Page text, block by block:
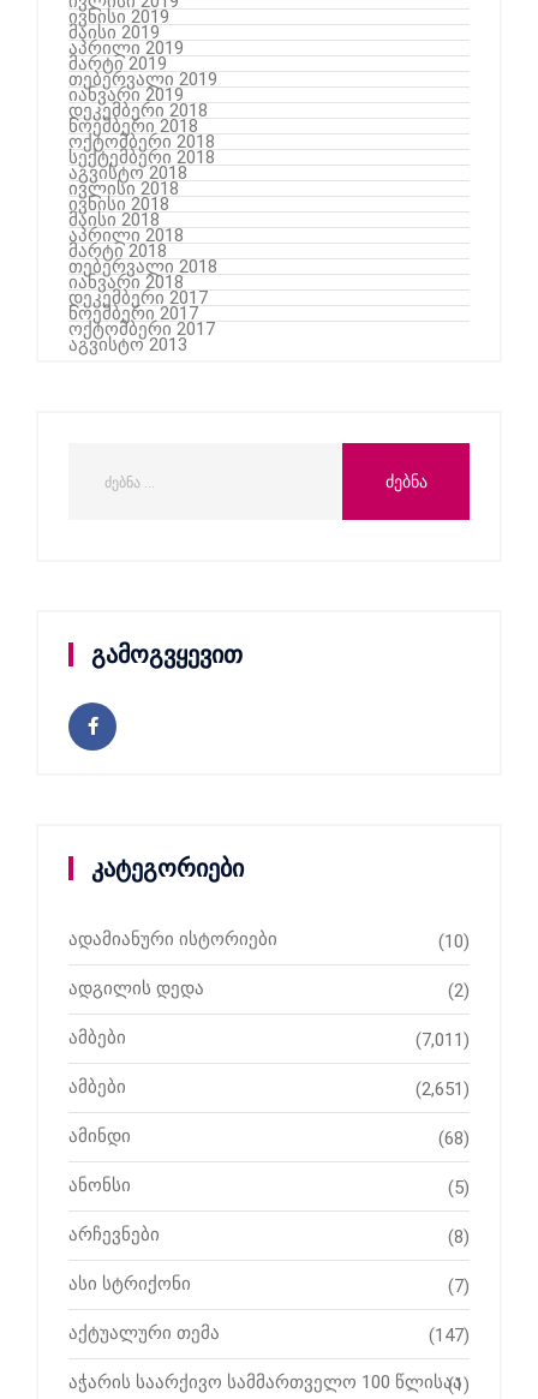
ივნისი 2019
მაისი 2019
აპრილი 2019
მარტი 2019
თებერვალი 2019
იანვარი 2019
დეკემბერი 2018
ნოემბერი 2018
ოქტომბერი 2018
სექტემბერი 2018
აგვისტო 2018
ივლისი 2018
ივნისი 2018
მაისი 2018
აპრილი 2018
მარტი 2018
თებერვალი 2018
იანვარი 2018
დეკემბერი 2017
ნოემბერი 2017
ოქტომბერი 2017
აგვისტო 2013
გამოგვყევით
კატეგორიები
ადამიანური ისტორიები (10)
ადგილის დედა (2)
ამბები (7,011)
ამბები (2,651)
ამინდი (68)
ანონსი (5)
არჩევნები (8)
ასი სტრიქონი (7)
აქტუალური თემა (147)
აჭარის საარქივო სამმართველო 100 წლისაა
(1)